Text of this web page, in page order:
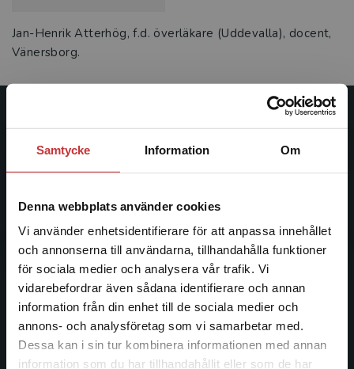
Samtycke Information Om
Denna webbplats använder cookies
Vi använder enhetsidentifierare för att anpassa innehållet
och annonserna till användarna, tillhandahålla funktioner
för sociala medier och analysera vår trafik. Vi
vidarebefordrar även sådana identifierare och annan
information från din enhet till de sociala medier och
annons- och analysföretag som vi samarbetar med.
Dessa kan i sin tur kombinera informationen med annan
information som du har tillhandahållit eller som de har
Begränsad fraktregion
Jan-Henrik Atterhög, f.d. överläkare (Uddevalla), docent,
Vänersborg.
Studentlitteratur
Studentlitteratur grundades 1963 och är idag Sveriges
facklitteratur, utbildningar och digitala
längs hela kunskapsresan.
Kontakta oss
Kontakta oss
046-31 20 00